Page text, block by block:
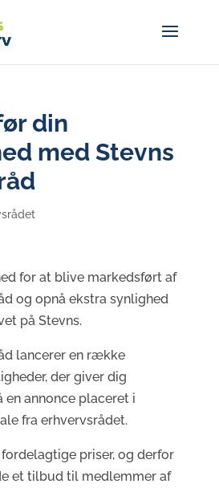
din
med Stevns
for at blive markedsført af
og opnå ekstra synlighed
på Stevns.
lancerer en række
der giver dig
en annonce placeret i
fra erhvervsrådet.
priser, og derfor
et tilbud til medlemmer af